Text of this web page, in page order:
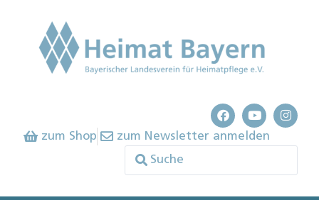
zum Shop zum Newsletter anmelden